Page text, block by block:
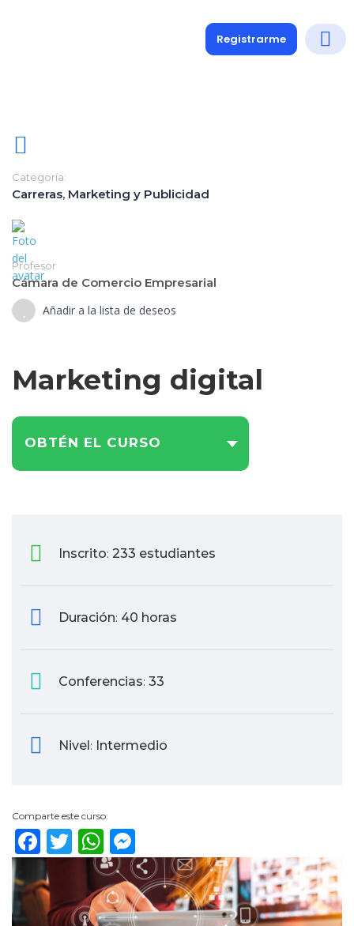
Registrarme
Categoría:
Carreras, Marketing y Publicidad
Profesor
Cámara de Comercio Empresarial
Añadir a la lista de deseos
Marketing digital
OBTÉN EL CURSO
Inscrito: 233 estudiantes
Duración: 40 horas
Conferencias: 33
Nivel: Intermedio
Comparte este curso:
Facebook
TwitterWhatsApp